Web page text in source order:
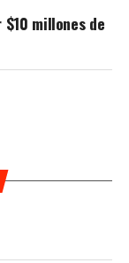
$10 millones de